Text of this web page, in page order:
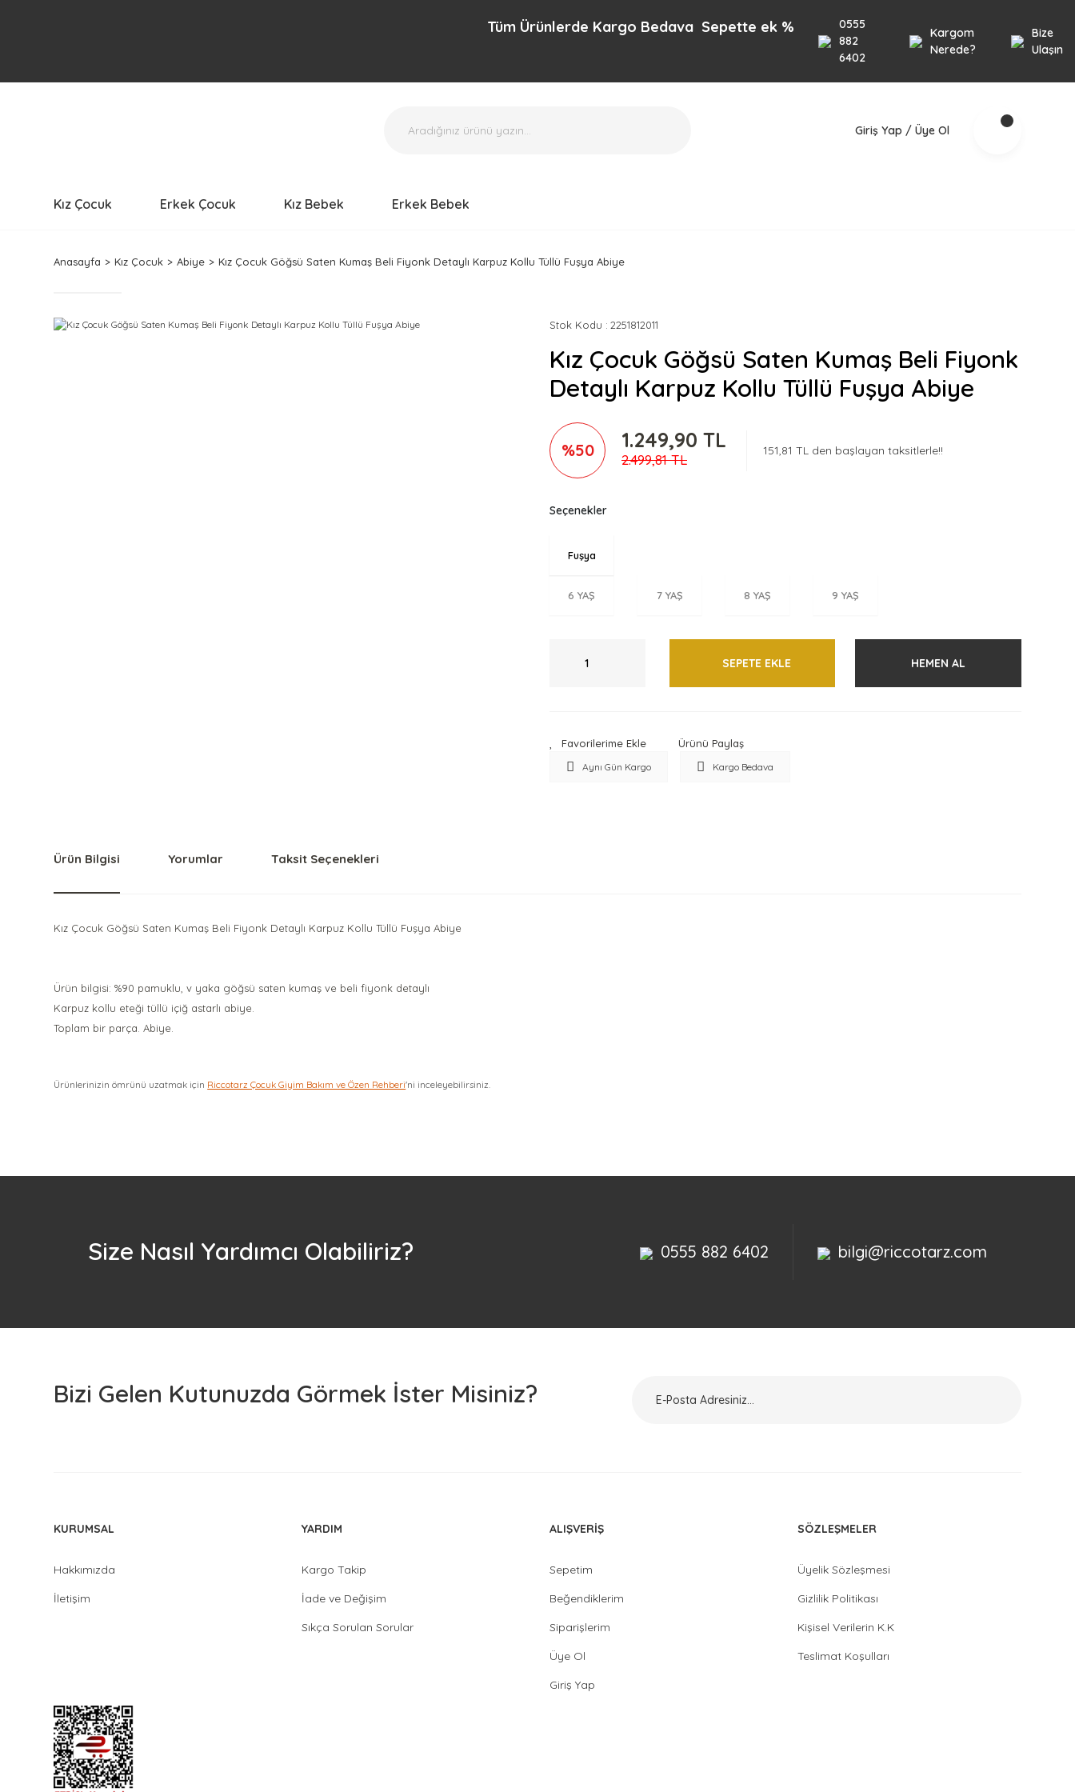
Tüm Ürünlerde Kargo Bedava Sepette ek %10 İndirim 1000TL üzeri alışverişlerinizde
0555
882
6402
Kargom
Nerede?
Bize
Ulaşın
Giriş Yap / Üye Ol
Kız Çocuk Erkek Çocuk Kız Bebek Erkek Bebek
Anasayfa Kız Çocuk Abiye Kız Çocuk Göğsü Saten Kumaş Beli Fiyonk Detaylı Karpuz Kollu Tüllü Fuşya Abiye
Stok Kodu 2251812011
Kız Çocuk Göğsü Saten Kumaş Beli Fiyonk
Detaylı Karpuz Kollu Tüllü Fuşya Abiye
%50 1.249,90 TL
2.499,81 TL
151,81 TL den başlayan taksitlerle!!
Seçenekler
Fuşya
6 YAŞ 7 YAŞ 8 YAŞ 9 YAŞ
SEPETE EKLE HEMEN AL
Ürünü Paylaş
Aynı Gün Kargo Kargo Bedava
Ürün Bilgisi Yorumlar Taksit Seçenekleri
Kız Çocuk Göğsü Saten Kumaş Beli Fiyonk Detaylı Karpuz Kollu Tüllü Fuşya Abiye
Ürün bilgisi: %90 pamuklu, v yaka göğsü saten kumaş ve beli fiyonk detaylı
Karpuz kollu eteği tüllü içiğ astarlı abiye.
Toplam bir parça. Abiye.
Ürünlerinizin ömrünü uzatmak için Riccotarz Çocuk Giyim Bakım ve Özen Rehberi'ni inceleyebilirsiniz.
Size Nasıl Yardımcı Olabiliriz? 0555 882 6402 bilgi@riccotarz.com
Bizi Gelen Kutunuzda Görmek İster Misiniz?
KURUMSAL
Hakkımızda
İletişim
YARDIM
Kargo Takip
İade ve Değişim
Sıkça Sorulan Sorular
ALIŞVERİŞ
Sepetim
Beğendiklerim
Siparişlerim
Üye Ol
Giriş Yap
SÖZLEŞMELER
Üyelik Sözleşmesi
Gizlilik Politikası
Kişisel Verilerin K.K
Teslimat Koşulları